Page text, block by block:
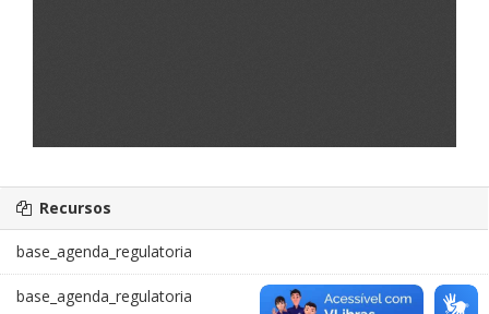
Recursos
base_agenda_regulatoria
base_agenda_regulatoria